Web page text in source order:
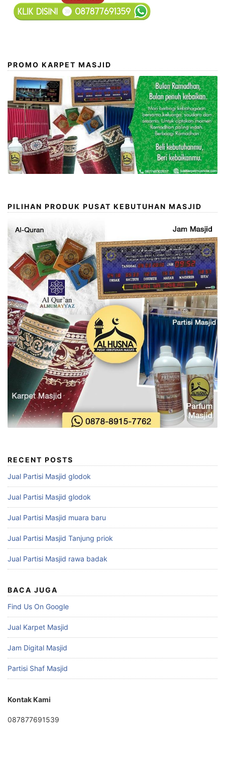
PROMO KARPET MASJID
PILIHAN PRODUK PUSAT KEBUTUHAN MASJID
RECENT POSTS
Jual Partisi Masjid glodok
Jual Partisi Masjid glodok
Jual Partisi Masjid muara baru
Jual Partisi Masjid Tanjung priok
Jual Partisi Masjid rawa badak
BACA JUGA
Find Us On Google
Jual Karpet Masjid
Jam Digital Masjid
Partisi Shaf Masjid
Kontak Kami
087877691539